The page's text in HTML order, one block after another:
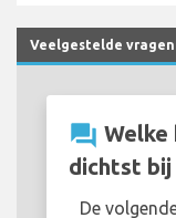
Veelgestelde
question_answer Welke
dichtst bij
De